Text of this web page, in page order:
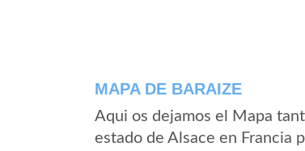
MAPA DE BARAIZE
Aqui os dejamos el Mapa
estado de Alsace en Francia